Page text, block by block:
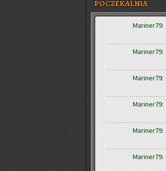
POCZEKALNIA
Mariner79:
Mariner79:
Mariner79:
Mariner79:
Mariner79:
Mariner79: